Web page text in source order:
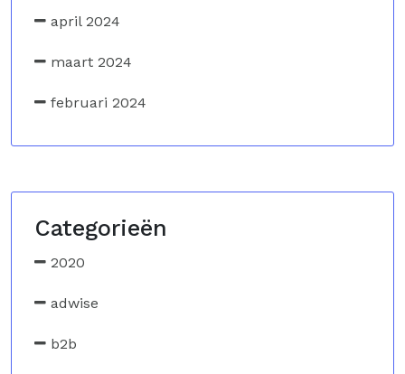
april 2024
maart 2024
februari 2024
Categorieën
2020
adwise
b2b